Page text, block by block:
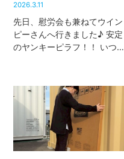
2026.3.11
先日、慰労会も兼ねてウイン
ピーさんへ行きました♪ 安定
のヤンキーピラフ！！ いつ食
していて食べ終わったあとに
「あーあ、終わっちゃっ
た・・・」って切なそうにつ
ぶやいてまし […]